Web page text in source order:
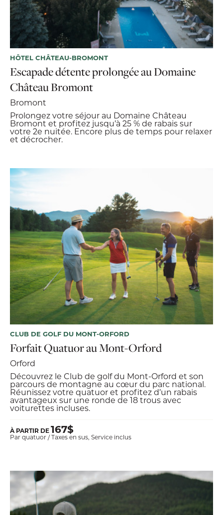
HÔTEL CHÂTEAU-BROMONT
Escapade détente prolongée au Domaine
Château Bromont
Bromont
Prolongez votre séjour au Domaine Château
Bromont et profitez jusqu’à 25 % de rabais sur
votre 2e nuitée. Encore plus de temps pour relaxer
et décrocher.
CLUB DE GOLF DU MONT-ORFORD
Forfait Quatuor au Mont-Orford
Orford
Découvrez le Club de golf du Mont-Orford et son
parcours de montagne au cœur du parc national.
Réunissez votre quatuor et profitez d’un rabais
avantageux sur une ronde de 18 trous avec
voiturettes incluses.
À PARTIR DE167$
Par quatuor / Taxes en sus, Service inclus